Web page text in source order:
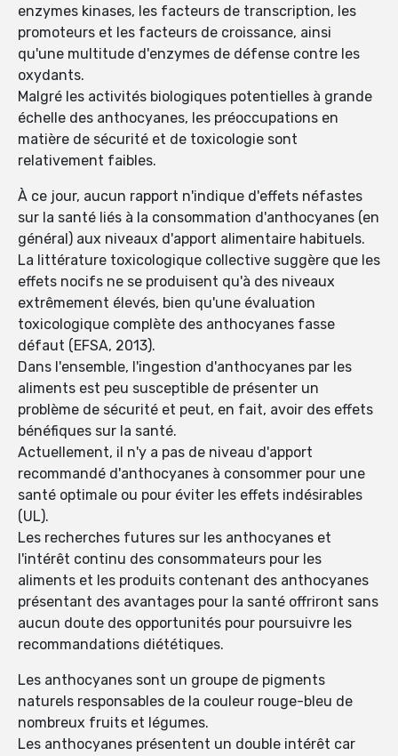
enzymes kinases, les facteurs de transcription, les
promoteurs et les facteurs de croissance, ainsi
qu'une multitude d'enzymes de défense contre les
oxydants.
Malgré les activités biologiques potentielles à grande
échelle des anthocyanes, les préoccupations en
matière de sécurité et de toxicologie sont
relativement faibles.
À ce jour, aucun rapport n'indique d'effets néfastes
sur la santé liés à la consommation d'anthocyanes (en
général) aux niveaux d'apport alimentaire habituels.
La littérature toxicologique collective suggère que les
effets nocifs ne se produisent qu'à des niveaux
extrêmement élevés, bien qu'une évaluation
toxicologique complète des anthocyanes fasse
défaut (EFSA, 2013).
Dans l'ensemble, l'ingestion d'anthocyanes par les
aliments est peu susceptible de présenter un
problème de sécurité et peut, en fait, avoir des effets
bénéfiques sur la santé.
Actuellement, il n'y a pas de niveau d'apport
recommandé d'anthocyanes à consommer pour une
santé optimale ou pour éviter les effets indésirables
(UL).
Les recherches futures sur les anthocyanes et
l'intérêt continu des consommateurs pour les
aliments et les produits contenant des anthocyanes
présentant des avantages pour la santé offriront sans
aucun doute des opportunités pour poursuivre les
recommandations diététiques.
Les anthocyanes sont un groupe de pigments
naturels responsables de la couleur rouge-bleu de
nombreux fruits et légumes.
Les anthocyanes présentent un double intérêt car